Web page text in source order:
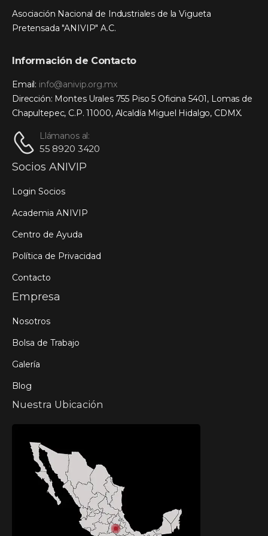
Asociación Nacional de Industriales de la Vigueta
Pretensada "ANIVIP" A.C.
Información de Contacto
Email: info@anivip.org.mx
Dirección: Montes Urales 755 Piso 5 Oficina 5401, Lomas de
Chapultepec, C.P. 11000, Alcaldía Miguel Hidalgo, CDMX.
Llámanos al:
55 8920 3420
Socios ANIVIP
Login Socios
Academia ANIVIP
Centro de Ayuda
Política de Privacidad
Contacto
Empresa
Nosotros
Bolsa de Trabajo
Galería
Blog
Nuestra Ubicación